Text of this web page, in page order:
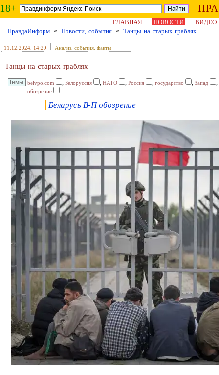
18+
ГЛАВНАЯ НОВОСТИ
ВИДЕО
ПравдаИнформ ≈ Новости, события ≈ Танцы на старых граблях
11.12.2024 , 14:29 Анализ, события, факты
Танцы на старых граблях
belvpo.com , Белоруссия , НАТО , Россия , государство , Запад ,
обозрение
Беларусь В-П обозрение